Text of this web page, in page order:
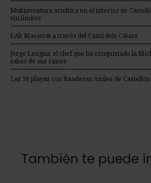
Multiaventura acuática en el interior de
sin limites
L’Alt Maestrat a través del Camí dels Càtars
Jorge Lengua: el chef que ha conquistado la
sabor de sus raíces
Las 36 playas con Banderas Azules de Castellón
También te puede